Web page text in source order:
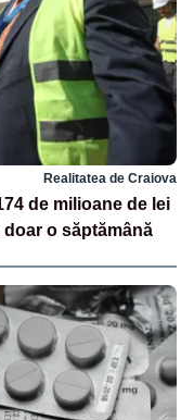
Realitatea de Craiova
de milioane de lei
o săptămână